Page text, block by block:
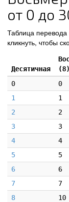
от 0 до
Таблица
кликнуть, чтобы
Десятичная
(8)
0
0
1
1
2
2
3
3
4
4
5
5
6
6
7
7
8
10